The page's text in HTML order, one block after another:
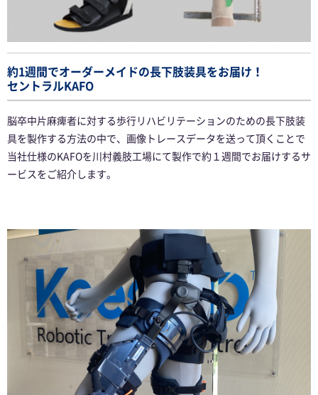
約1週間でオーダーメイドの長下肢装具をお届け！
セントラルKAFO
脳卒中片麻痺者に対する歩行リハビリテーションのための長下肢装
具を製作する方法の中で、画像トレースデータを送って頂くことで
当社仕様のKAFOを川村義肢工場にて製作で約１週間でお届けするサ
ービスをご紹介します。